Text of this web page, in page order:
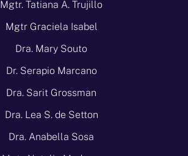
Mgtr. Tatiana A. Trujillo
Mgtr Graciela Isabel
Dra. Mary Souto
Dr. Serapio Marcano
Dra. Sarit Grossman
Dra. Lea S. de Setton
Dra. Anabella Sosa